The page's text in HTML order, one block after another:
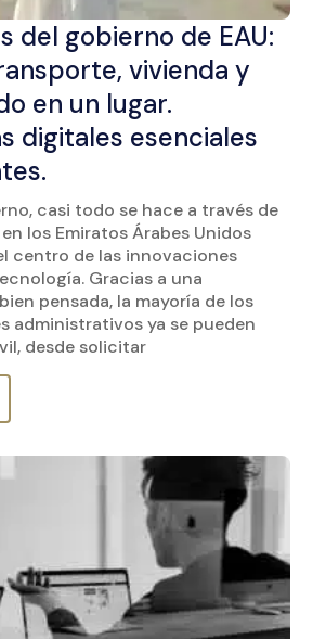
del gobierno de EAU:
vivienda y
en un lugar.
digitales esenciales
casi todo se hace a través de
los Emiratos Árabes Unidos
centro de las innovaciones
Gracias a una
pensada, la mayoría de los
administrativos ya se pueden
desde solicitar